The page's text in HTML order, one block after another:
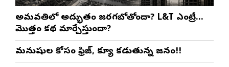
అమరావతిలో అద్భుతం జరగబోతోందా? L&T ఎంట్రీ…
మొత్తం కథ మార్చేస్తుందా?
మనుషుల కోసం ఫ్రిజ్, క్యూ కడుతున్న జనం!!